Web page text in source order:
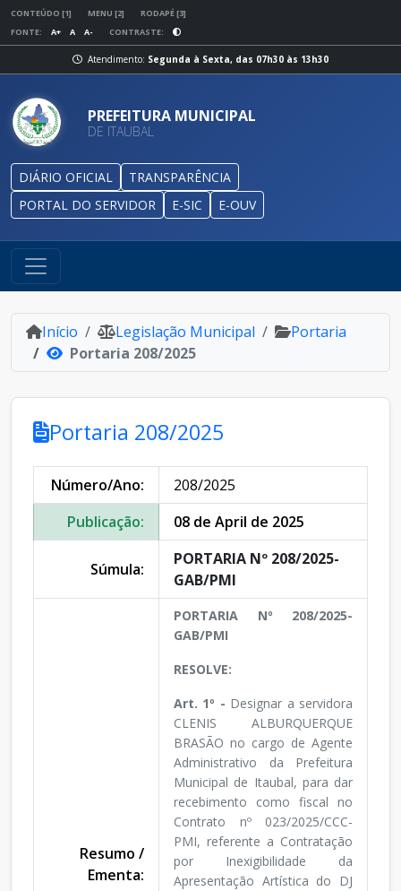
CONTEÚDO [1] MENU [2]
RODAPÉ [3]
FONTE:
A+ A A- CONTRASTE:
Atendimento: Segunda à Sexta, das 07h30 às 13h30
PREFEITURA MUNICIPAL
DE ITAUBAL
DIÁRIO OFICIAL
TRANSPARÊNCIA
PORTAL DO SERVIDOR
E-SIC E-OUV
Início Legislação Municipal
Portaria
Portaria 208/2025
Portaria 208/2025
Número/Ano:
208/2025
Publicação:
08 de April de 2025
Súmula:
PORTARIA Nº 208/2025-
GAB/PMI
Resumo /
Ementa:
PORTARIA Nº 208/2025-
GAB/PMI
RESOLVE:
Art. 1º - Designar a servidora
CLENIS ALBURQUERQUE
BRASÃO no cargo de Agente
Administrativo da Prefeitura
Municipal de Itaubal, para dar
recebimento como fiscal no
Contrato nº 023/2025/CCC-
PMI, referente a Contratação
por Inexigibilidade da
Apresentação Artística do DJ